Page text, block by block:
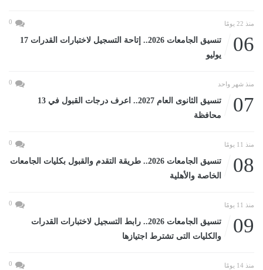
منذ 22 يومًا 0
06
تنسيق الجامعات 2026.. إتاحة التسجيل لاختبارات القدرات 17
يوليو
منذ شهر واحد 0
07
تنسيق الثانوى العام 2027.. اعرف درجات القبول في 13
محافظة
منذ 11 يومًا 0
08
تنسيق الجامعات 2026.. طريقة التقدم والقبول بكليات الجامعات
الخاصة والأهلية
منذ 11 يومًا 0
09
تنسيق الجامعات 2026.. رابط التسجيل لاختبارات القدرات
والكليات التى تشترط اجتيازها
منذ 14 يومًا 0